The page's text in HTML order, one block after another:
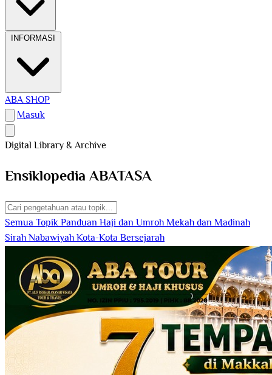
INFORMASI
ABA SHOP
Masuk
Digital Library & Archive
EnsiklopediaABATASA
Semua TopikPanduan Haji dan UmrohMekah dan Madinah
Sirah NabawiyahKota-Kota Bersejarah